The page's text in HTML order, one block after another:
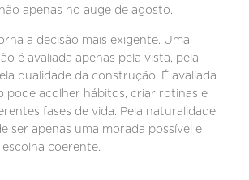
apenas no auge de agosto.
a decisão mais exigente. Uma
é avaliada apenas pela vista, pela
qualidade da construção. É avaliada
pode acolher hábitos, criar rotinas e
fases de vida. Pela naturalidade
ser apenas uma morada possível e
coerente.